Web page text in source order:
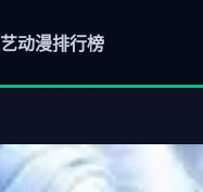
动漫排行榜